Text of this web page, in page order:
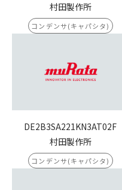
村田製作所
コンデンサ(キャパシタ)
DE2B3SA221KN3AT02F
村田製作所
コンデンサ(キャパシタ)